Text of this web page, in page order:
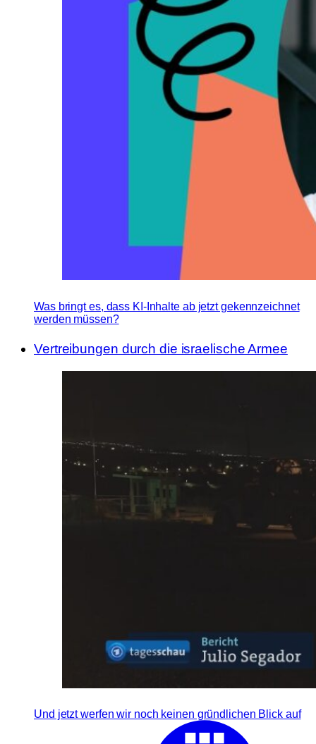
Was bringt es, dass KI-Inhalte ab jetzt gekennzeichnet
werden müssen?
Vertreibungen durch die israelische Armee
Und jetzt werfen wir noch keinen gründlichen Blick auf